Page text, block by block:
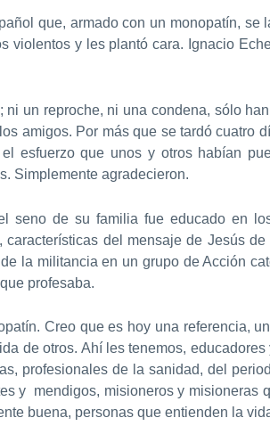
que, armado con un monopatín,
violentos y les plantó cara. Ignacio
un reproche, ni una condena, sólo
amigos. Por más que se tardó cuatro
esfuerzo que unos y otros habían
Simplemente agradecieron.
seno de su familia fue educado en
del mensaje de Jesús
la militancia en un grupo de Acción
profesaba.
Creo que es hoy una referencia,
de otros. Ahí les tenemos,
profesionales de la sanidad, del
y mendigos, misioneros y
buena, personas que entienden la